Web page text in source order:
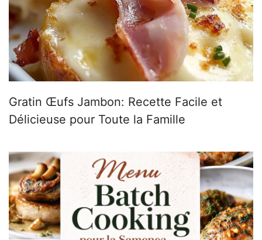
Gratin Œufs Jambon: Recette Facile et
Délicieuse pour Toute la Famille